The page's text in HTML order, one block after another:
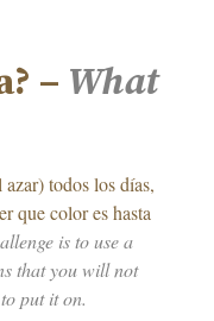
– What
todos los días,
que color es hasta
is to use a
that you will not
put it on.